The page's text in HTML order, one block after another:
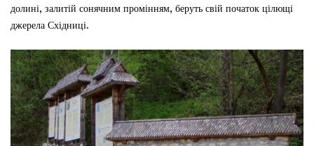
долині, залитій сонячним промінням, беруть свій початок цілющі
джерела Східниці.